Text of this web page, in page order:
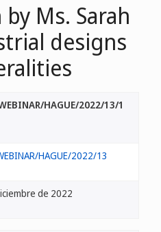
Ms. Sarah
designs
HAGUE/2022/13/1
HAGUE/2022/13
de 2022